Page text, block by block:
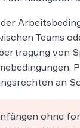
Teams
von
an
ohne